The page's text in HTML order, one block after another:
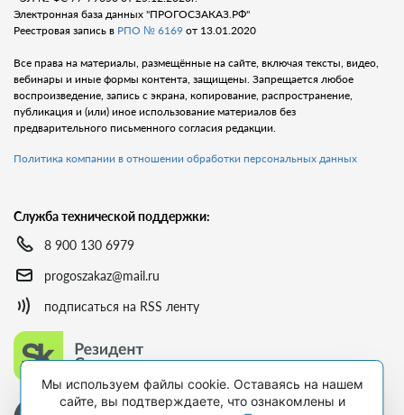
Электронная база данных "ПРОГОСЗАКАЗ.РФ"
Реестровая запись в РПО № 6169 от 13.01.2020
Все права на материалы, размещённые на сайте, включая тексты, видео,
вебинары и иные формы контента, защищены. Запрещается любое
воспроизведение, запись с экрана, копирование, распространение,
публикация и (или) иное использование материалов без
предварительного письменного согласия редакции.
Политика компании в отношении обработки персональных данных
Служба технической поддержки:
8 900 130 6979
progoszakaz@mail.ru
подписаться на RSS ленту
Мы используем файлы cookie. Оставаясь на нашем
сайте, вы подтверждаете, что ознакомлены и